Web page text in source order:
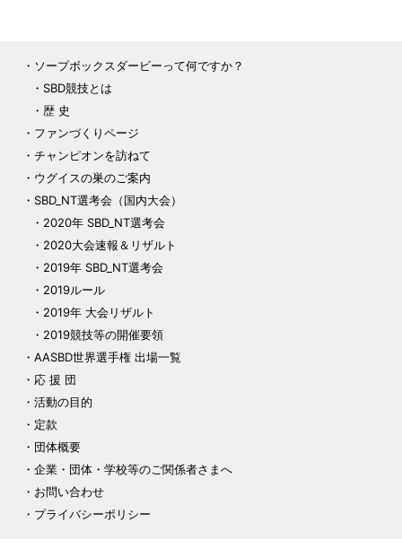
ソープボックスダービーって何ですか？
SBD競技とは
歴 史
ファンづくりページ
チャンピオンを訪ねて
ウグイスの巣のご案内
SBD_NT選考会（国内大会）
2020年 SBD_NT選考会
2020大会速報＆リザルト
2019年 SBD_NT選考会
2019ルール
2019年 大会リザルト
2019競技等の開催要領
AASBD世界選手権 出場一覧
応 援 団
活動の目的
定款
団体概要
企業・団体・学校等のご関係者さまへ
お問い合わせ
プライバシーポリシー